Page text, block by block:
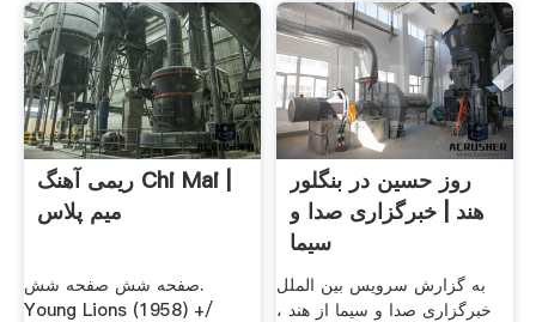
ریمی آهنگ Chi Mai |
میم پلاس
صفحه شش صفحه شش.
Young Lions (1958) +/
روز حسین در بنگلور
هند | خبرگزاری صدا و
سیما
به گزارش سرویس بین الملل
خبرگزاری صدا و سیما از هند ،